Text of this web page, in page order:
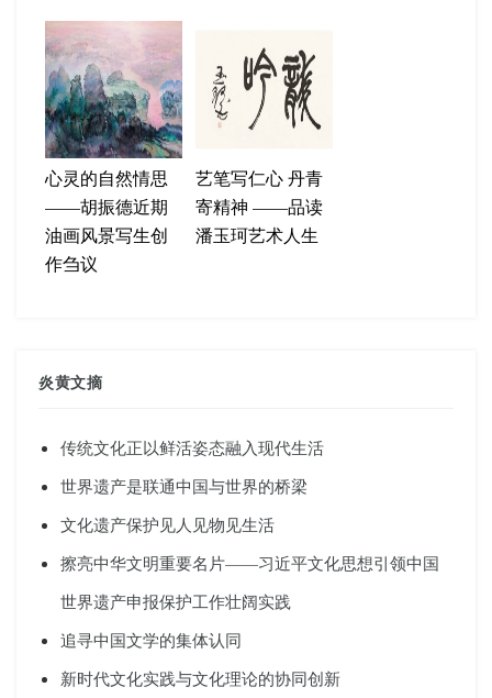
心灵的自然情思
——胡振德近期
油画风景写生创
作刍议
艺笔写仁心 丹青
寄精神 ——品读
潘玉珂艺术人生
炎黄文摘
传统文化正以鲜活姿态融入现代生活
世界遗产是联通中国与世界的桥梁
文化遗产保护见人见物见生活
擦亮中华文明重要名片——习近平文化思想引领中国
世界遗产申报保护工作壮阔实践
追寻中国文学的集体认同
新时代文化实践与文化理论的协同创新